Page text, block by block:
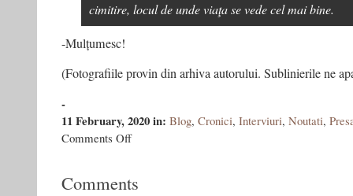
cimitire, locul de unde viaţa se vede cel mai bine.
-Mulțumesc!
(Fotografiile provin din arhiva autorului. Sublinierile ne
-
11 February, 2020in: Blog, Cronici, Interviuri, Noutati,
Comments Offon
nu
Comments